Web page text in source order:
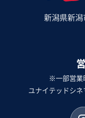
新潟県新
※一部営業
ユナイテッドシネ